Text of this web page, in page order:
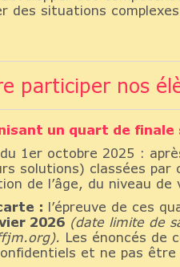
des situations
participer nos
un quart de
1er octobre 2025 :
solutions) classées
de l’âge, du niveau
: l’épreuve de ces
2026 (date limite de
Les énoncés de
et ne pas être